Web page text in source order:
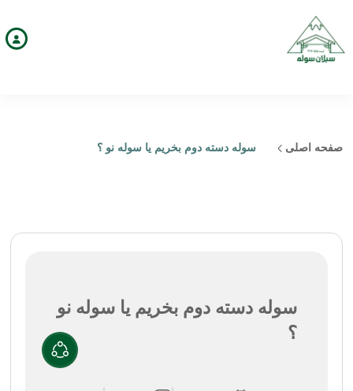
صفحه اصلی سوله دسته دوم بخریم یا سوله نو ؟
سوله دسته دوم بخریم یا سوله نو
؟